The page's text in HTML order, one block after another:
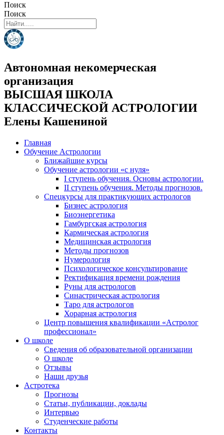
Поиск
Поиск
Автономная некомерческая
организация
ВЫСШАЯ ШКОЛА
КЛАССИЧЕСКОЙ АСТРОЛОГИИ
Елены Кашениной
Главная
Обучение Астрологии
Ближайшие курсы
Обучение астрологии «с нуля»
I ступень обучения. Основы астрологии.
II ступень обучения. Методы прогнозов.
Спецкурсы для практикующих астрологов
Бизнес астрология
Биоэнергетика
Гамбургская астрология
Кармическая астрология
Медицинская астрология
Методы прогнозов
Нумерология
Психологическое консультирование
Ректификация времени рождения
Руны для астрологов
Синастрическая астрология
Таро для астрологов
Хорарная астрология
Центр повышения квалификации «Астролог
профессионал»
О школе
Сведения об образовательной организации
О школе
Отзывы
Наши друзья
Астротека
Прогнозы
Статьи, публикации, доклады
Интервью
Студенческие работы
Контакты